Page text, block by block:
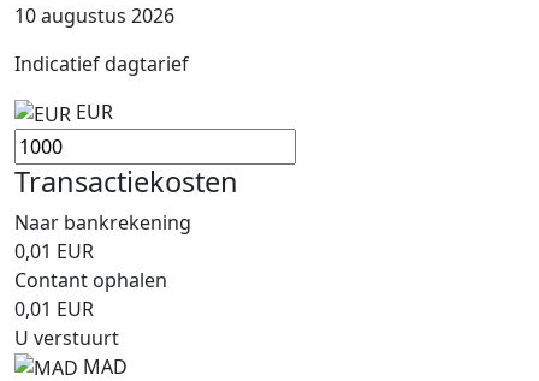
10 augustus 2026
Indicatief dagtarief
EUR
Transactiekosten
Naar bankrekening
0,01 EUR
Contant ophalen
0,01 EUR
U verstuurt
MAD